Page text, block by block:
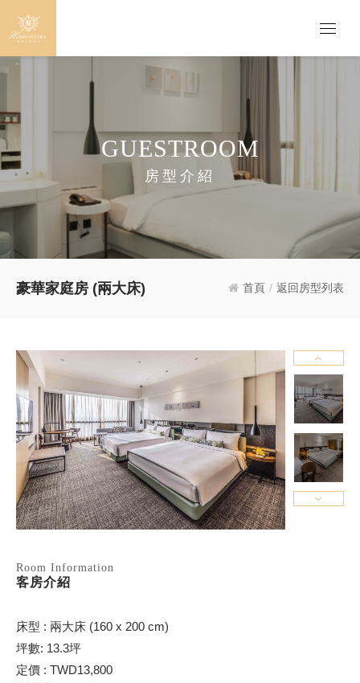
GUESTROOM
房型介紹
豪華家庭房 (兩大床) 首頁 / 返回房型列表
Room Information
客房介紹
床型 : 兩大床 (160 x 200 cm)
坪數: 13.3坪
定價 : TWD13,800